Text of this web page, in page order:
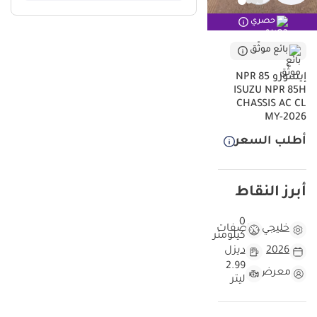
حصري
بائع موثّق
إيسوزو NPR 85
ISUZU NPR 85H
CHASSIS AC CL
MY-2026
أطلب السعر
أبرز النقاط
خليجي مواصفات
0
كيلومتر
2026
ديزل
معرض
2.99
ليتر
طلباً في سوق إعادة البيع بدول مجلس التعاون الخليجي، مما يضمن
احتفاظها بقيمتها السوقية بشكل استثنائي مقارنة بالمنافسين. بفضل
مواصفاتها الخليجية، فإنها توفر راحة بال تامة للميكانيكيين والسائقين على
حد سواء لسهولة صيانتها وتوفر قطع غيارها في كل مدن المنطقة. إنها
الشاحنة التي لا تتوقف عن العمل، مما يجعلها العمود الفقري لأي أسطول
تجاري يبحث عن التميز والموثوقية.
شاحنات النقل الخفيف المخصصة للمنطقة. بما أن السيارة جديدة كلياً
وضمن أحدث خطوط الإنتاج، فإنها توفر تكنولوجيا احتراق أنظف ونظام
المسافات المقطوعة في هذه الفئة من الشاحنات عادة ما تكون مرتفعة
في دول الخليج نتيجة الاستخدام التجاري المكثف بين المدن، إلا أن اقتناء
موديل 2026 يمنحك ميزة البدء من الصفر مع ضمان المصنع الكامل. اللون
الأبيض ليس مجرد خيار جمالي، بل هو ميزة عملية كونه يعكس حرارة
الشمس بفعالية ويعد اللون المفضل للشركات الكبرى، مما يسهل عملية